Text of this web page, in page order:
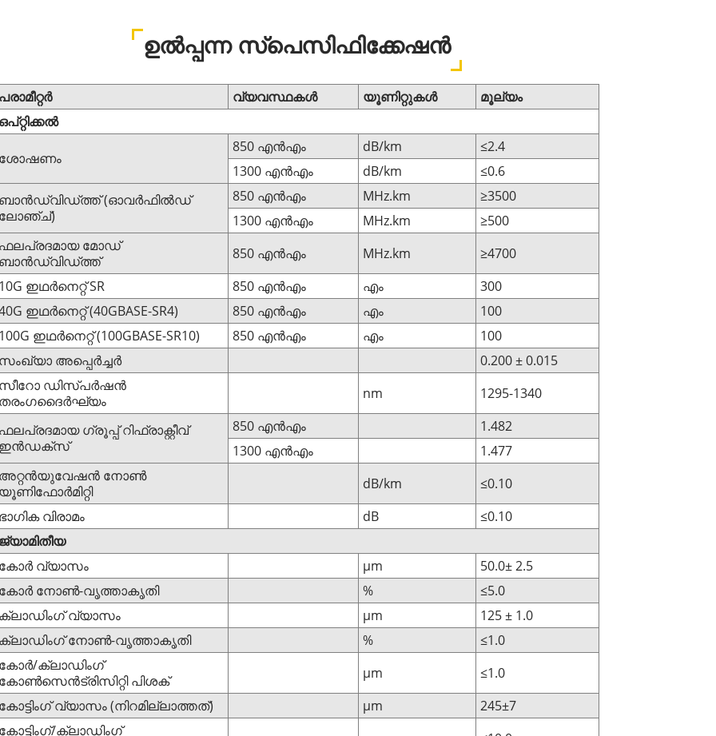
ഉൽപ്പന്ന സ്പെസിഫിക്കേഷൻ
വ്യവസ്ഥകൾ യൂണിറ്റുകൾ
മൂല്യം
850 എൻഎം dB/km
≤2.4
1300 എൻഎം
dB/km
≤0.6
(ഓവർഫിൽഡ്
850 എൻഎം MHz.km
≥3500
1300 എൻഎം
MHz.km
≥500
മോഡ്
850 എൻഎം MHz.km
≥4700
ഇഥർനെറ്റ് SR
850 എൻഎം എം
300
ഇഥർനെറ്റ് (40GBASE-SR4)
850 എൻഎം എം
100
ഇഥർനെറ്റ് (100GBASE-SR10)
850 എൻഎം എം
100
അപ്പെർച്ചർ
0.200 ± 0.015
ഡിസ്പർഷൻ
nm 1295-1340
ഗ്രൂപ്പ് റിഫ്രാക്റ്റീവ്
850 എൻഎം
1.482
1300 എൻഎം
1.477
നോൺ
dB/km
≤0.10
വിരാമം
dB
≤0.10
വ്യാസം
μm
50.0± 2.5
നോൺ-വൃത്താകൃതി
%
≤5.0
വ്യാസം
μm
125 ± 1.0
നോൺ-വൃത്താകൃതി
%
≤1.0
ക്ലാഡിംഗ്
പിശക്
μm
≤1.0
വ്യാസം (നിറമില്ലാത്തത്)
μm
245±7
ക്ലാഡിംഗ്